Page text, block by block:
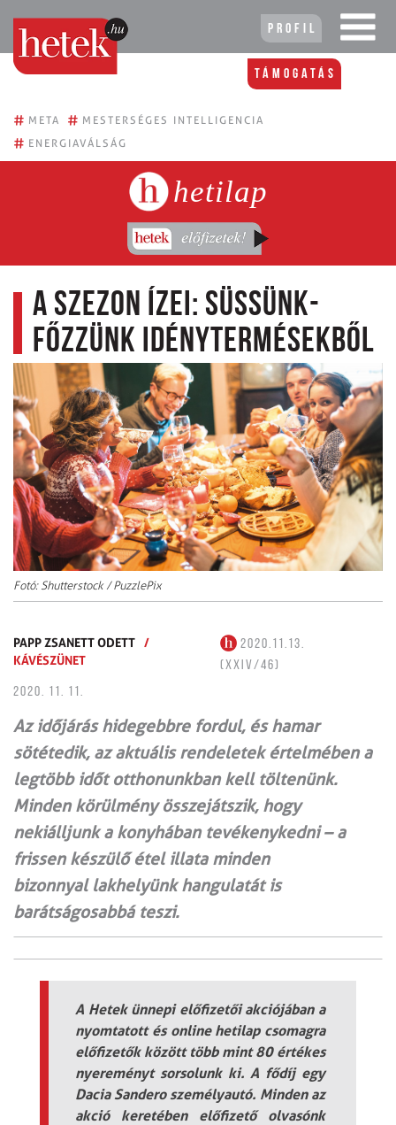
Profil
Támogatás
# META # MESTERSÉGES INTELLIGENCIA
# ENERGIAVÁLSÁG
hetilap
A szezon ízei: süssünk-
főzzünk idénytermésekből
Fotó: Shutterstock / PuzzlePix
PAPP ZSANETT ODETT /
KÁVÉSZÜNET
2020.11.13.
(XXIV/46)
2020. 11. 11.
Az időjárás hidegebbre fordul, és hamar
sötétedik, az aktuális rendeletek értelmében a
legtöbb időt otthonunkban kell töltenünk.
Minden körülmény összejátszik, hogy
nekiálljunk a konyhában tevékenykedni – a
frissen készülő étel illata minden
bizonnyal lakhelyünk hangulatát is
barátságosabbá teszi.
A Hetek ünnepi előfizetői akciójában a
nyomtatott és online hetilap csomagra
előfizetők között több mint 80 értékes
nyereményt sorsolunk ki. A fődíj egy
Dacia Sandero személyautó. Minden az
akció keretében előfizető olvasónk